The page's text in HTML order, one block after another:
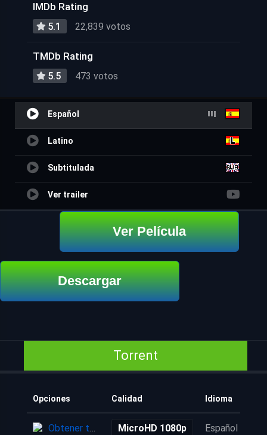
IMDb Rating
5.1 22,839 votos
TMDb Rating
5.5 473 votos
Español
Latino
Subtitulada
Ver trailer
Ver Película
Descargar
Torrent
Opciones Calidad Idioma
Obtener torrent MicroHD 1080p Español